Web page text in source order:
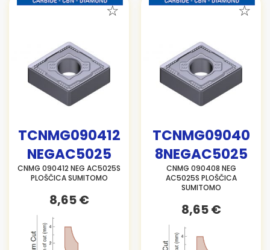
TCNMG090412
NEGAC5025
CNMG 090412 NEG AC5025S
PLOŠČICA SUMITOMO
8,65 €
TCNMG09040
8NEGAC5025
CNMG 090408 NEG
AC5025S PLOŠČICA
SUMITOMO
8,65 €